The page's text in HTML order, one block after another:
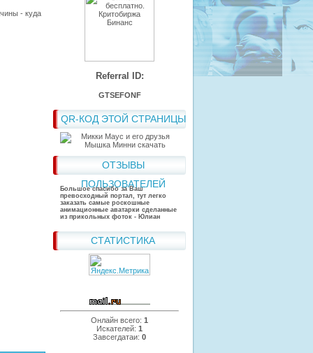
Referral ID:
GTSEFONF
QR-КОД ЭТОЙ СТРАНИЦЫ
ОТЗЫВЫ
ПОЛЬЗОВАТЕЛЕЙ
Большое спасибо за Ваш
превосходный портал, тут легко
заказать самые роскошные
анимационные аватарки сделанные
из прикольных фоток - Юлиан
СТАТИСТИКА
Онлайн всего: 1
Искателей: 1
Завсегдатаи: 0
- куда